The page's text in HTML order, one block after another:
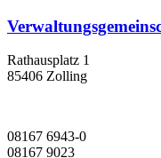
Rathausplatz 1
85406 Zolling
08167 6943-0
08167 9023